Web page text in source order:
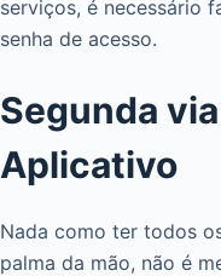
serviços, é necessário
senha de acesso.
Segunda
Aplicativo
Nada como ter todos
palma da mão, não é